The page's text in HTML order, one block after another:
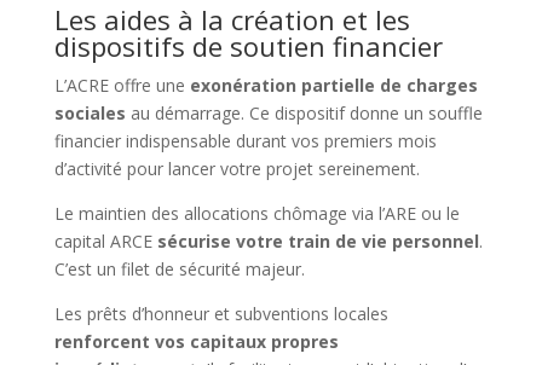
Les aides à la création et les
dispositifs de soutien financier
L’ACRE offre une exonération partielle de charges
sociales au démarrage. Ce dispositif donne un souffle
financier indispensable durant vos premiers mois
d’activité pour lancer votre projet sereinement.
Le maintien des allocations chômage via l’ARE ou le
capital ARCE sécurise votre train de vie personnel.
C’est un filet de sécurité majeur.
Les prêts d’honneur et subventions locales
renforcent vos capitaux propres